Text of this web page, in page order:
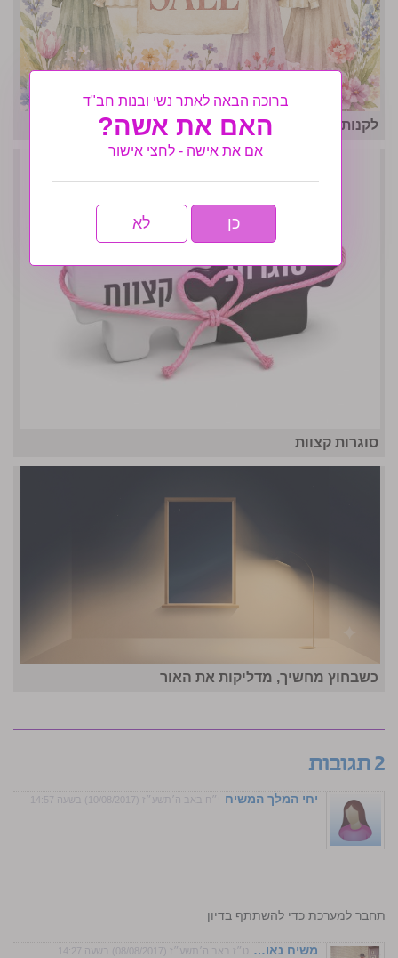
לקנות או לא לקנות?
סוגרות קצוות
כשבחוץ מחשיך, מדליקות את האור
2 תגובות
יחי המלך המשיח י״ח באב ה׳תשע״ז (10/08/2017) בשעה 14:57
התחבר למערכת כדי להשתתף בדיון
משיח נאו… ט״ז באב ה׳תשע״ז (08/08/2017) בשעה 14:27
ברוכה הבאה לאתר נשי ובנות חב"ד
האם את אשה?
אם את אישה - לחצי אישור
כן לא